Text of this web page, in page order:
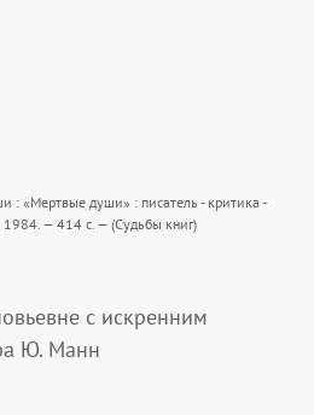
: «Мертвые души» : писатель - критика -
— 414 с. — (Судьбы книг)
с искренним
Ю. Манн